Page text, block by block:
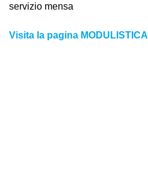
servizio mensa
Visita la pagina MODULISTICA